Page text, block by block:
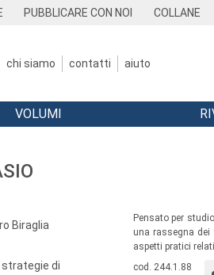
PUBBLICARE CON NOI COLLANE
chi siamo contatti aiuto
VOLUMI
Biraglia
strategie di
Pensato per
una rassegna dei
aspetti pratici
cod. 244.1.88